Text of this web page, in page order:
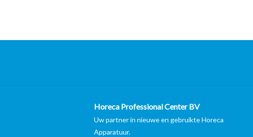
Horeca Professional Center BV
Uw partner in nieuwe en gebruikte Horeca
Apparatuur.